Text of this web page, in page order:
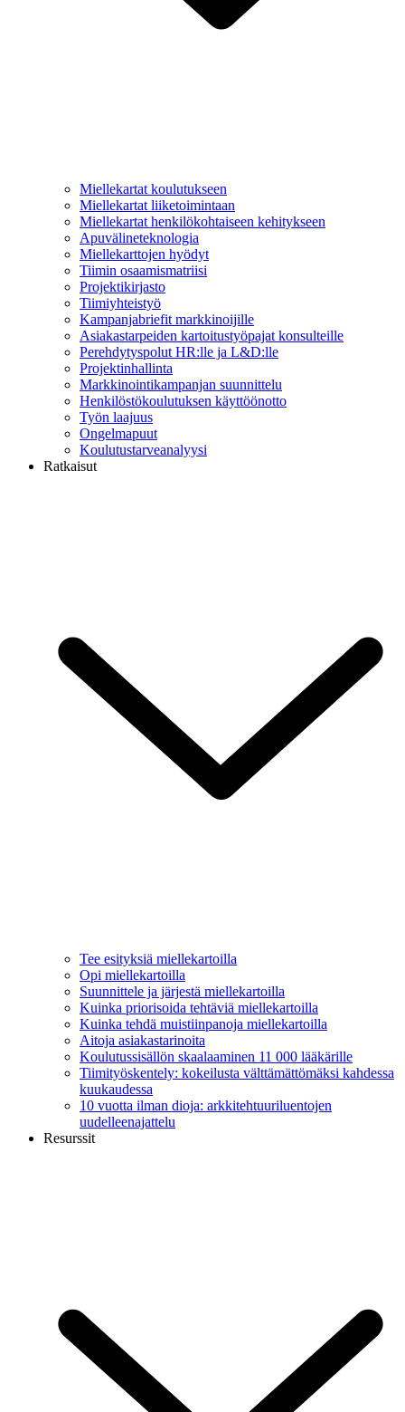
Miellekartat koulutukseen
Miellekartat liiketoimintaan
Miellekartat henkilökohtaiseen kehitykseen
Apuvälineteknologia
Miellekarttojen hyödyt
Tiimin osaamismatriisi
Projektikirjasto
Tiimiyhteistyö
Kampanjabriefit markkinoijille
Asiakastarpeiden kartoitustyöpajat konsulteille
Perehdytyspolut HR:lle ja L&D:lle
Projektinhallinta
Markkinointikampanjan suunnittelu
Henkilöstökoulutuksen käyttöönotto
Työn laajuus
Ongelmapuut
Koulutustarveanalyysi
Ratkaisut
Tee esityksiä miellekartoilla
Opi miellekartoilla
Suunnittele ja järjestä miellekartoilla
Kuinka priorisoida tehtäviä miellekartoilla
Kuinka tehdä muistiinpanoja miellekartoilla
Aitoja asiakastarinoita
Koulutussisällön skaalaaminen 11 000 lääkärille
Tiimityöskentely: kokeilusta välttämättömäksi kahdessa
kuukaudessa
10 vuotta ilman dioja: arkkitehtuuriluentojen
uudelleenajattelu
Resurssit